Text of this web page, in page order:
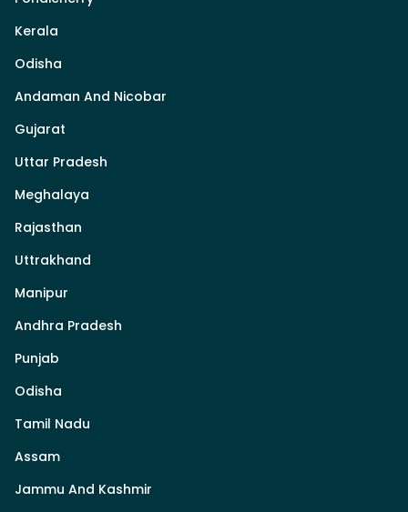
Kerala
Odisha
Andaman And Nicobar
Gujarat
Uttar Pradesh
Meghalaya
Rajasthan
Uttrakhand
Manipur
Andhra Pradesh
Punjab
Odisha
Tamil Nadu
Assam
Jammu And Kashmir